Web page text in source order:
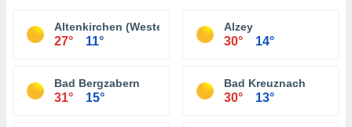
Altenkirchen (Westerwald)
27° 11°
Alzey
30° 14°
Bad Bergzabern
31° 15°
Bad Kreuznach
30° 13°